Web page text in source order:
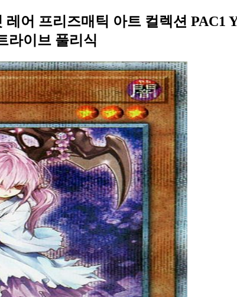
어 프리즈매틱 아트 컬렉션 PAC1
라이브 풀리식